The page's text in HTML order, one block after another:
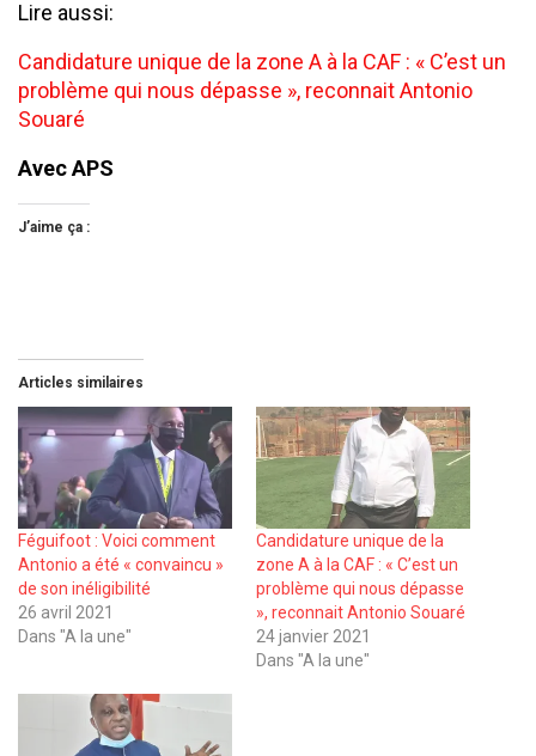
Lire aussi:
Candidature unique de la zone A à la CAF : « C’est un
problème qui nous dépasse », reconnait Antonio
Souaré
Avec APS
J’aime ça :
Articles similaires
Féguifoot : Voici comment
Antonio a été « convaincu »
de son inéligibilité
26 avril 2021
Dans "A la une"
Candidature unique de la
zone A à la CAF : « C’est un
problème qui nous dépasse
», reconnait Antonio Souaré
24 janvier 2021
Dans "A la une"